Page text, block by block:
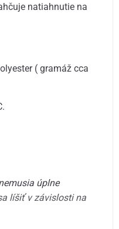
natiahnutie na
( gramáž cca
úplne
líšiť v závislosti na